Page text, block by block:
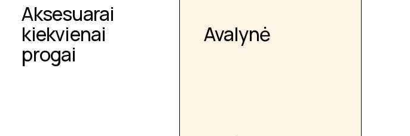
Aksesuarai
kiekvienai
progai
Avalynė